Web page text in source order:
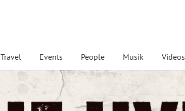
Travel Events People Musik Videos